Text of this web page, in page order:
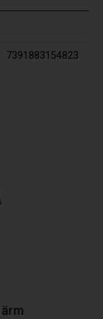
7391883154823